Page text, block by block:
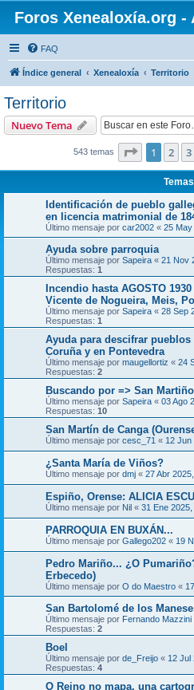
Foros Xenealoxía.org
FAQ
Índice general Xenealoxía Territorio
Territorio
Nuevo Tema
543 temas Página de
1 2 3
Temas
Identificación de pueblo
en licencia matrimonial de
Último mensaje por car2002 « 25 May
Ayuda sobre parroquia
Último mensaje por Sapeira « 21 Nov
Respuestas: 1
Incendio hasta AGOSTO
Vicente de Nogueira, Meis,
Último mensaje por Sapeira « 28 Sep
Respuestas: 1
Ayuda para descifrar
Coruña y en Pontevedra
Último mensaje por maugellortiz « 24
Respuestas: 2
Buscando por => San
Último mensaje por Sapeira « 03 Ago
Respuestas: 10
San Martín de Canga
Último mensaje por cesc_71 « 12 Jun
¿Santa María de Viños?
Último mensaje por dmj « 27 Abr
Espiño, Orense: ALICIA
Último mensaje por Nil « 31 Ene
PARROQUIA EN BUXÁN...
Último mensaje por Gallego202 « 19
Pedro Mariño... ¿O
Erbecedo)
Último mensaje por O do Maestro «
San Bartolomé de los
Último mensaje por Fernando Mazzini
Respuestas: 2
Boel
Último mensaje por de_Freijo « 12 Jul
Respuestas: 4
O Reino no mapa, una